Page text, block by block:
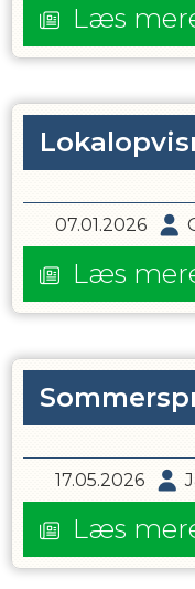
Læs
07.01.2026
Læs
17.05.2026
Læs